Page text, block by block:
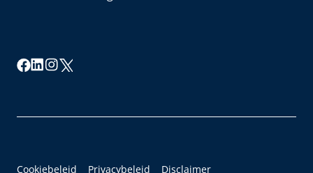
Cookiebeleid Privacybeleid Disclaimer